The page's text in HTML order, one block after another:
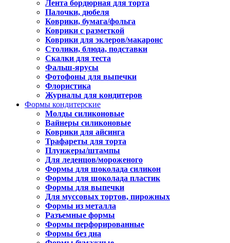
Лента бордюрная для торта
Палочки, дюбеля
Коврики, бумага/фольга
Коврики с разметкой
Коврики для эклеров/макаронс
Столики, блюда, подставки
Скалки для теста
Фальш-ярусы
Фотофоны для выпечки
Флористика
Журналы для кондитеров
Формы кондитерские
Молды силиконовые
Вайнеры силиконовые
Коврики для айсинга
Трафареты для торта
Плунжеры/штампы
Для леденцов/мороженого
Формы для шоколада силикон
Формы для шоколада пластик
Формы для выпечки
Для муссовых тортов, пирожных
Формы из металла
Разъемные формы
Формы перфорированные
Формы без дна